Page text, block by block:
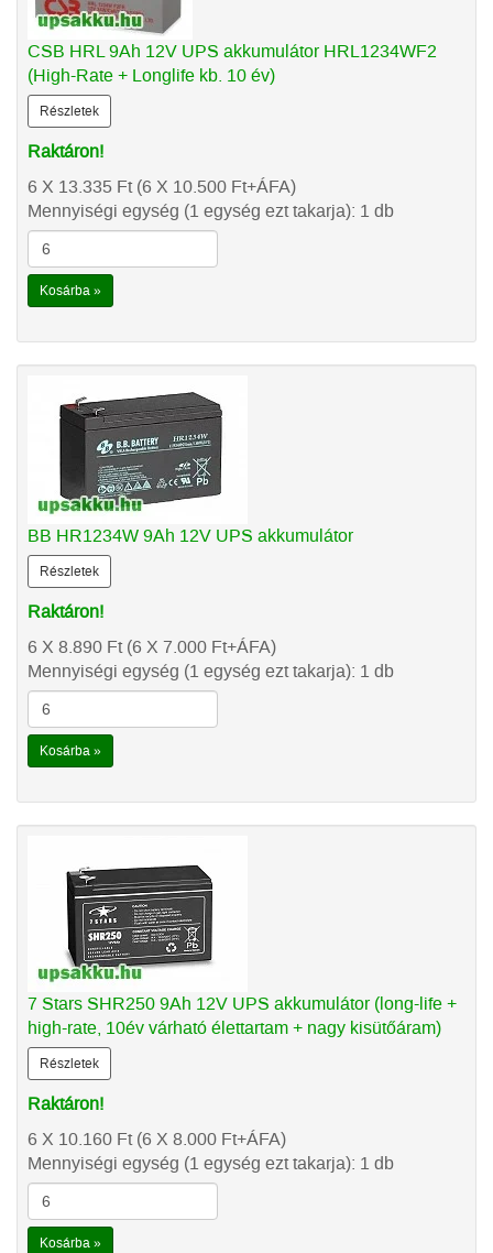
CSB HRL 9Ah 12V UPS akkumulátor HRL1234WF2
(High-Rate + Longlife kb. 10 év)
Részletek
Raktáron!
6 X 13.335 Ft(6 X 10.500 Ft+ÁFA)
Mennyiségi egység (1 egység ezt takarja): 1 db
Kosárba »
BB HR1234W 9Ah 12V UPS akkumulátor
Részletek
Raktáron!
6 X 8.890 Ft(6 X 7.000 Ft+ÁFA)
Mennyiségi egység (1 egység ezt takarja): 1 db
Kosárba »
7 Stars SHR250 9Ah 12V UPS akkumulátor (long-life +
high-rate, 10év várható élettartam + nagy kisütőáram)
Részletek
Raktáron!
6 X 10.160 Ft(6 X 8.000 Ft+ÁFA)
Mennyiségi egység (1 egység ezt takarja): 1 db
Kosárba »